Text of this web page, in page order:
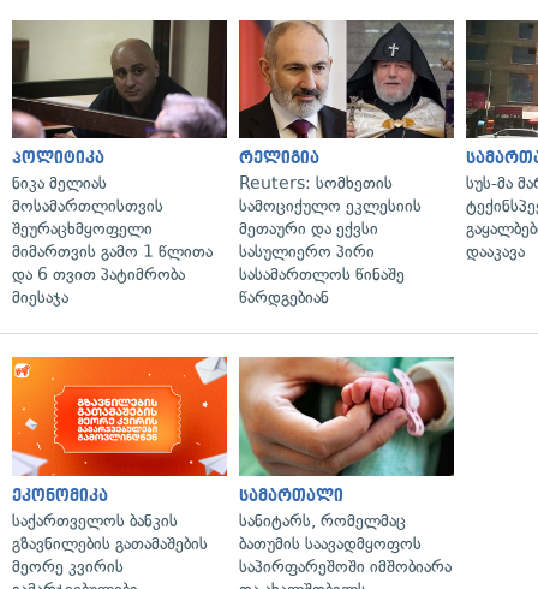
პოლიტიკა
ნიკა მელიას
მოსამართლისთვის
შეურაცხმყოფელი
მიმართვის გამო 1 წლითა
და 6 თვით პატიმრობა
მიესაჯა
რელიგია
Reuters: სომხეთის
სამოციქულო ეკლესიის
მეთაური და ექვსი
სასულიერო პირი
სასამართლოს წინაშე
წარდგებიან
სუს-მა
დააკავა
ეკონომიკა
საქართველოს ბანკის
გზავნილების გათამაშების
მეორე კვირის
სამართალი
სანიტარს, რომელმაც
ბათუმის საავადმყოფოს
საპირფარეშოში იმშობიარა